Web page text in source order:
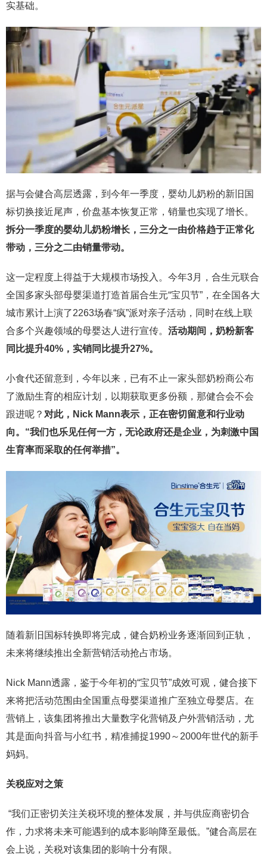
实基础。
据与会健合高层透露，到今年一季度，婴幼儿奶粉的新旧国
标切换接近尾声，价盘基本恢复正常，销量也实现了增长。
拆分一季度的婴幼儿奶粉增长，三分之一由价格趋于正常化
带动，三分之二由销量带动。
这一定程度上得益于大规模市场投入。今年3月，合生元联合
全国多家头部母婴渠道打造首届合生元“宝贝节”，在全国各大
城市累计上演了2263场春“疯”派对亲子活动，同时在线上联
合多个兴趣领域的母婴达人进行宣传。 活动期间，奶粉新客
同比提升40%，实销同比提升27%。
小食代还留意到，今年以来，已有不止一家头部奶粉商公布
了激励生育的相应计划，以期获取更多份额，那健合会不会
跟进呢？ 对此，Nick Mann表示，正在密切留意和行业动
向。“我们也乐见任何一方，无论政府还是企业，为刺激中国
生育率而采取的任何举措”。
随着新旧国标转换即将完成，健合奶粉业务逐渐回到正轨，
未来将继续推出全新营销活动抢占市场。
Nick Mann透露，鉴于今年初的“宝贝节”成效可观，健合接下
来将把活动范围由全国重点母婴渠道推广至独立母婴店。在
营销上，该集团将推出大量数字化营销及户外营销活动，尤
其是面向抖音与小红书，精准捕捉1990～2000年世代的新手
妈妈。
关税应对之策
“我们正密切关注关税环境的整体发展，并与供应商密切合
作，力求将未来可能遇到的成本影响降至最低。”健合高层在
会上说，关税对该集团的影响十分有限。